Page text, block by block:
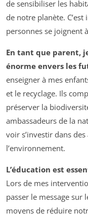
de sensibiliser les
de notre planète.
personnes se joignent
En tant que parent,
énorme envers les
enseigner à mes
et le recyclage. Ils
préserver la
ambassadeurs de la
voir s’investir dans
l’environnement.
L’éducation est
Lors de mes
passer le message sur
moyens de réduire